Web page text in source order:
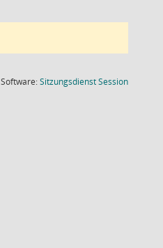
Software:SitzungsdienstSession(Wird in